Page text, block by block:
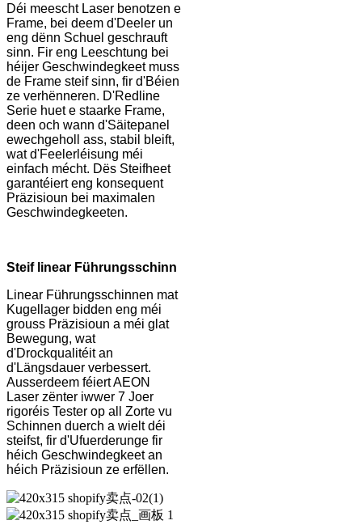
Déi meescht Laser benotzen e
Frame, bei deem d'Deeler un
eng dënn Schuel geschrauft
sinn. Fir eng Leeschtung bei
héijer Geschwindegkeet muss
de Frame steif sinn, fir d'Béien
ze verhënneren. D'Redline
Serie huet e staarke Frame,
deen och wann d'Säitepanel
ewechgeholl ass, stabil bleift,
wat d'Feelerléisung méi
einfach mécht. Dës Steifheet
garantéiert eng konsequent
Präzisioun bei maximalen
Geschwindegkeeten.
Steif linear Führungsschinn
Linear Führungsschinnen mat
Kugellager bidden eng méi
grouss Präzisioun a méi glat
Bewegung, wat
d'Drockqualitéit an
d'Längsdauer verbessert.
Ausserdeem féiert AEON
Laser zënter iwwer 7 Joer
rigoréis Tester op all Zorte vu
Schinnen duerch a wielt déi
steifst, fir d'Ufuerderunge fir
héich Geschwindegkeet an
héich Präzisioun ze erfëllen.